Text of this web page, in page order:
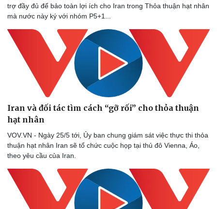
Thể thao
Bóng đá
Lịch thi đấu bóng đá
Thế giới thể thao
Hậu trường
Ô tô - Xe máy
Ô tô
Xe máy
trợ đầy đủ để bảo toàn lợi ích cho Iran trong Thỏa thuận hạt nhân
mà nước này ký với nhóm P5+1...
Iran và đối tác tìm cách “gỡ rối” cho thỏa thuận
hạt nhân
VOV.VN - Ngày 25/5 tới, Ủy ban chung giám sát việc thực thi thỏa
thuận hạt nhân Iran sẽ tổ chức cuộc họp tại thủ đô Vienna, Áo,
theo yêu cầu của Iran.